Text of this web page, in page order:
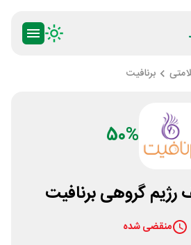
برنافیت
50%
منقضی شده